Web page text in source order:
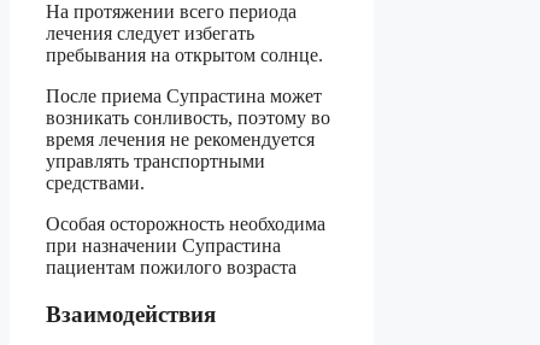
На протяжении всего периода
лечения следует избегать
пребывания на открытом солнце.
После приема Супрастина может
возникать сонливость, поэтому во
время лечения не рекомендуется
управлять транспортными
средствами.
Особая осторожность необходима
при назначении Супрастина
пациентам пожилого возраста
Взаимодействия